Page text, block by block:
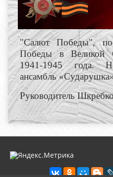
"Салют Победы",
Победы в Великой
1941-1945 года.
ансамбль
Руководитель